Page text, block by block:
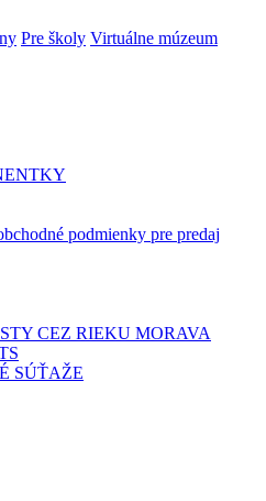
Pre školy Virtuálne múzeum
podmienky pre predaj
CEZ RIEKU MORAVA
SÚŤAŽE